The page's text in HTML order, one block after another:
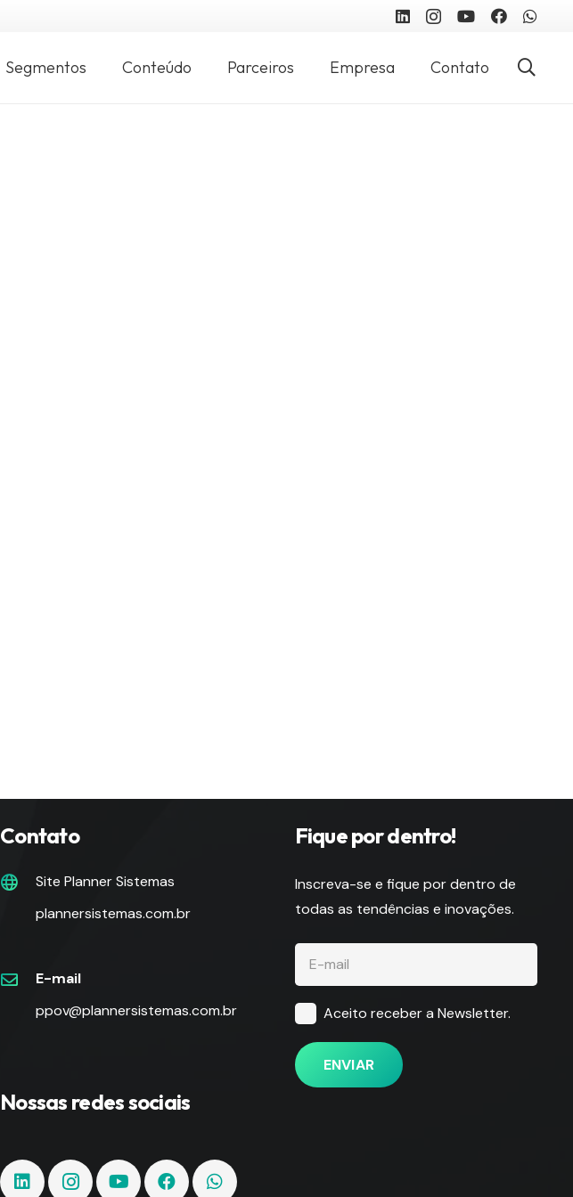
Segmentos Conteúdo Parceiros Empresa Contato
Contato
Site Planner Sistemas
plannersistemas.com.br
E-mail
ppov@plannersistemas.com.br
Nossas redes sociais
Fique por dentro!
Inscreva-se e fique por dentro de
todas as tendências e inovações.
Aceito receber a Newsletter.
ENVIAR